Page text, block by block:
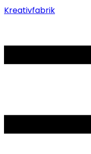
Kreativfabrik